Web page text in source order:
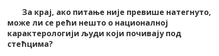
За крај, ако питање није превише натегнуто,
може ли се рећи нешто о националној
карактерологији људи који почивају под
стећцима?